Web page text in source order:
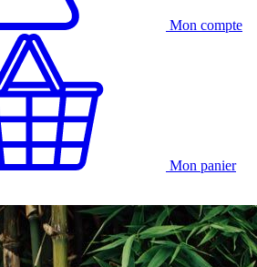
Mon compte
Mon panier